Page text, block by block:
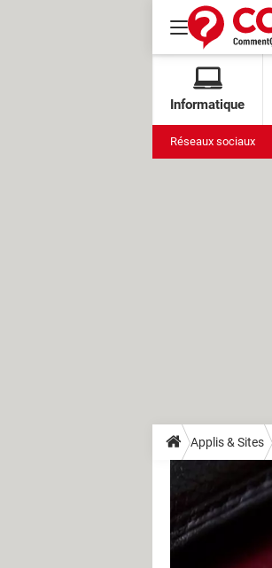
Informatique
Réseaux sociaux
Applis & Sites